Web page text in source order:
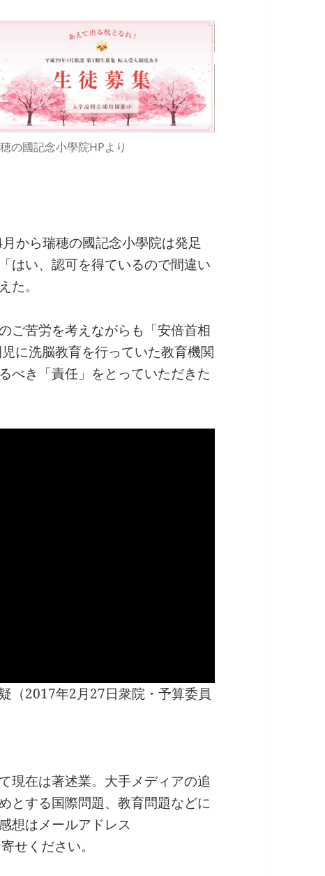
の國記念小學院HPより
から瑞穂の國記念小學院は発足
はい、認可を得ているので間違い
た。
ご苦労を考えながらも「安倍首相
に洗脳教育を行っていた教育機関
べき「責任」をとっていただきた
（2017年2月27日衆院・予算委員
現在は著述業。大手メディアの追
とする国際問題、教育問題などに
想はメールアドレス
ください。